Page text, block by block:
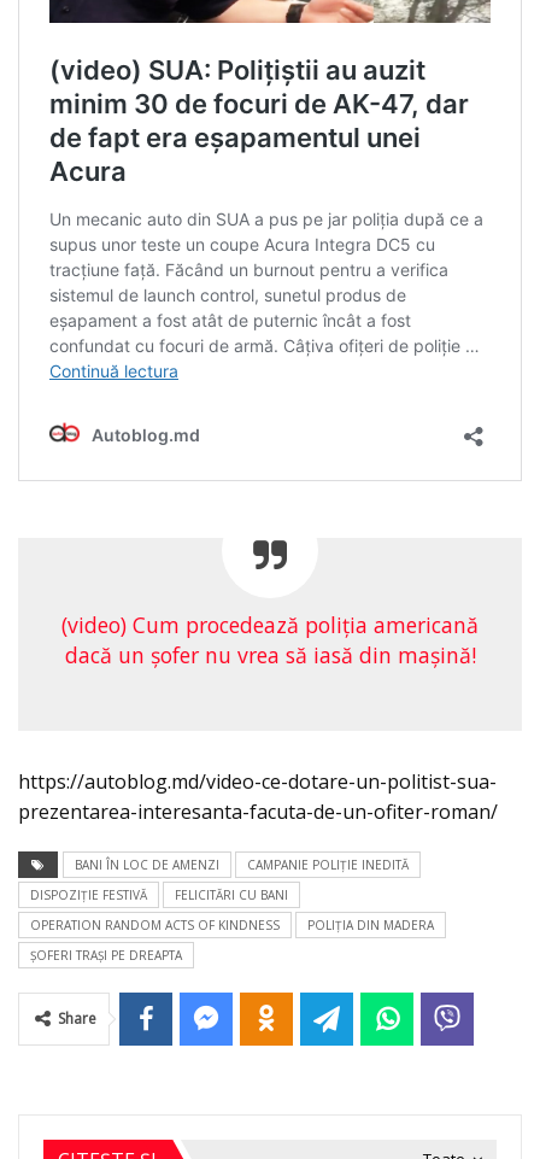
(video) Cum procedează poliția americană
dacă un șofer nu vrea să iasă din mașină!
https://autoblog.md/video-ce-dotare-un-politist-sua-
prezentarea-interesanta-facuta-de-un-ofiter-roman/
BANI ÎN LOC DE AMENZI
CAMPANIE POLIŢIE INEDITĂ
DISPOZIȚIE FESTIVĂ
FELICITĂRI CU BANI
OPERATION RANDOM ACTS OF KINDNESS
POLIŢIA DIN MADERA
ŞOFERI TRAŞI PE DREAPTA
Share